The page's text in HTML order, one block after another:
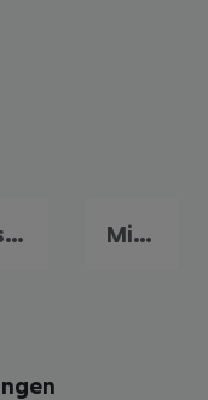
Kissimmee Miami Beach